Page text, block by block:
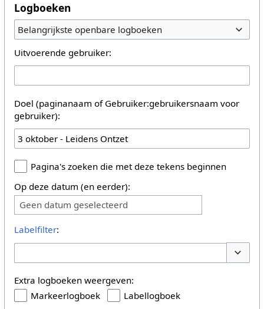
Logboeken
Belangrijkste openbare logboeken
Uitvoerende gebruiker:
Doel (paginanaam of Gebruiker:gebruikersnaam voor
gebruiker):
Pagina's zoeken die met deze tekens beginnen
Op deze datum (en eerder):
Geen datum geselecteerd
Labelfilter:
Extra logboeken weergeven:
Markeerlogboek
Labellogboek